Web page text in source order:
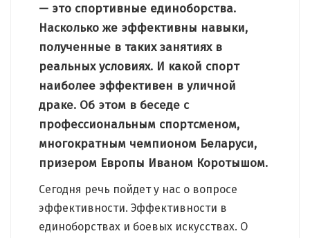
— это спортивные единоборства.
Насколько же эффективны навыки,
полученные в таких занятиях в
реальных условиях. И какой спорт
наиболее эффективен в уличной
драке. Об этом в беседе с
профессиональным спортсменом,
многократным чемпионом Беларуси,
призером Европы Иваном Коротышом.
Сегодня речь пойдет у нас о вопросе
эффективности. Эффективности в
единоборствах и боевых искусствах. О